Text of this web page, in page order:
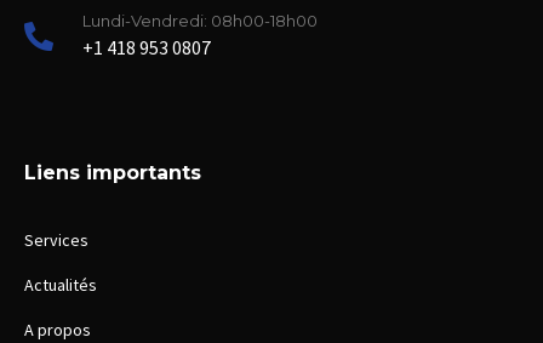
Lundi-Vendredi: 08h00-18h00
+1 418 953 0807
Liens importants
Services
Actualités
A propos